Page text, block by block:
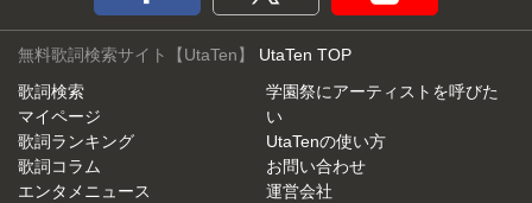
無料歌詞検索サイト【UtaTen】 UtaTen TOP
歌詞検索
マイページ
歌詞ランキング
歌詞コラム
エンタメニュース
学園祭にアーティストを呼びた
い
UtaTenの使い方
お問い合わせ
運営会社